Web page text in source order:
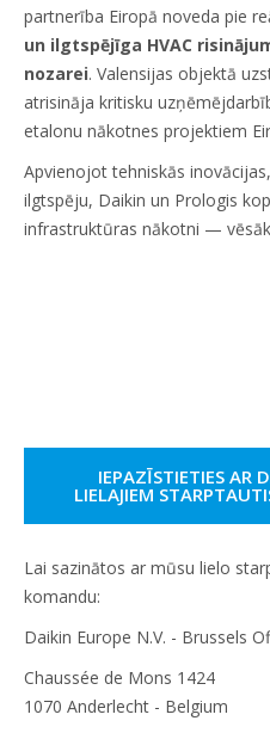
partnerība Eiropā noveda pie
un ilgtspējīga HVAC
nozarei. Valensijas objektā
atrisināja kritisku
etalonu nākotnes projektiem
Apvienojot tehniskās
ilgtspēju, Daikin un Prologis
infrastruktūras nākotni —
IEPAZĪSTIETIES AR
LIELAJIEM
Lai sazinātos ar mūsu lielo
komandu:
Daikin Europe N.V. - Brussels
Chaussée de Mons 1424
1070 Anderlecht - Belgium